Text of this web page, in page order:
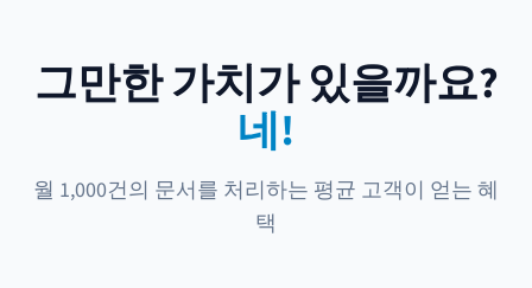
그만한 가치가 있을까요?
네!
월 1,000건의 문서를 처리하는 평균 고객이 얻는 혜
택